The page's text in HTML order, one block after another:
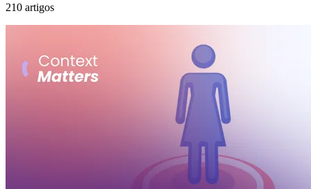
210 artigos